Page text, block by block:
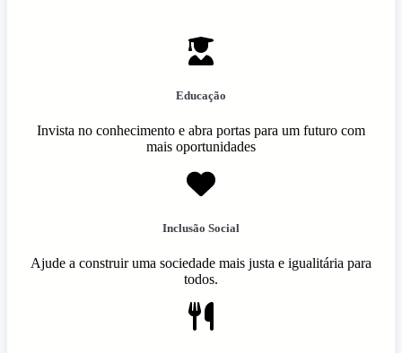
Educação
Invista no conhecimento e abra portas para um futuro com
mais oportunidades
Inclusão Social
Ajude a construir uma sociedade mais justa e igualitária para
todos.